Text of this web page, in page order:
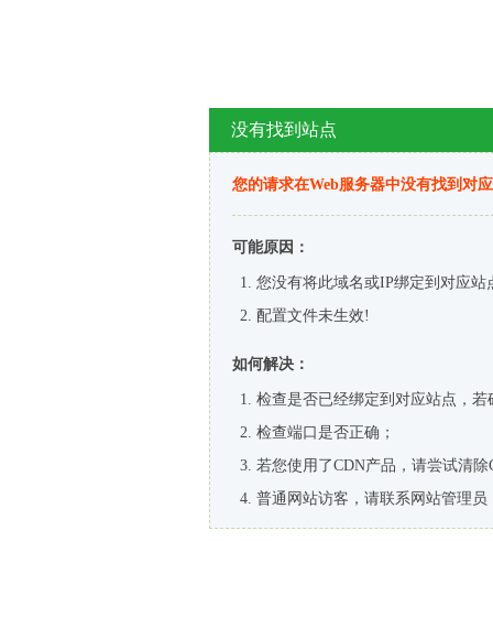
没有找到站点
您的请求在Web服务器中没有找到对
可能原因：
您没有将此域名或IP绑定到对应站
配置文件未生效!
如何解决：
检查是否已经绑定到对应站点，
检查端口是否正确；
若您使用了CDN产品，请尝试清除
普通网站访客，请联系网站管理员